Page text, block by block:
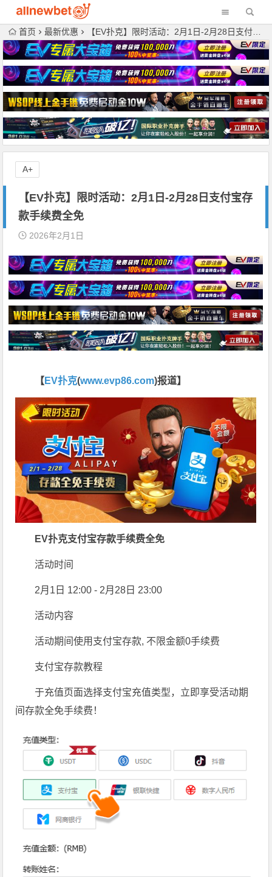
首页 最新优惠 【EV扑克】限时活动：2月1日-2月28日支付宝存款手续费全免
【EV扑克】限时活动：2月1日-2月28日支付宝存
款手续费全免
2026年2月1日
【 EV扑克(www.evp86.com)报道】
EV扑克支付宝存款手续费全免
活动时间
2月1日 12:00 - 2月28日 23:00
活动内容
活动期间使用支付宝存款, 不限金额0手续费
支付宝存款教程
于充值页面选择支付宝充值类型，立即享受活动期
间存款全免手续费！
A+